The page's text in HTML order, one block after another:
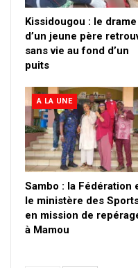
Kissidougou : le drame
d’un jeune père
sans vie au fond d’un
puits
A LA UNE
Sambo : la Fédération
le ministère des
en mission de
à Mamou